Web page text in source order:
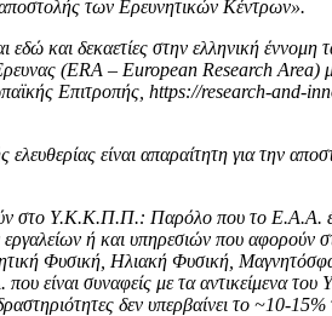
αποστολής των Ερευνητικών Κέντρων».
και δεκαετίες στην ελληνική έννομη
(ERA – European Research Area) με
Επιτροπής, https://research-and-
είναι απαραίτητη για την
στο Υ.Κ.Κ.Π.Π.: Παρόλο που το Ε.Α.Α.
ή και υπηρεσιών που αφορούν
Φυσική, Ηλιακή Φυσική,
είναι συναφείς με τα αντικείμενα
δεν υπερβαίνει το ~10-